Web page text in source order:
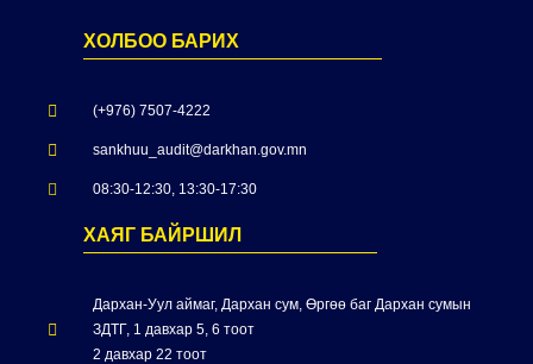
ХОЛБОО БАРИХ
(+976) 7507-4222
sankhuu_audit@darkhan.gov.mn
08:30-12:30, 13:30-17:30
ХАЯГ БАЙРШИЛ
Дархан-Уул аймаг, Дархан сум, Өргөө баг Дархан сумын
ЗДТГ, 1 давхар 5, 6 тоот
2 давхар 22 тоот